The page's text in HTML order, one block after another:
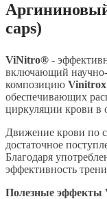
caps)
ViNitro® -
включающий
композицию Vinitrox
обеспечивающих
циркуляции крови в
Движение крови по
достаточное
Благодаря
эффективность
Полезные эффекты